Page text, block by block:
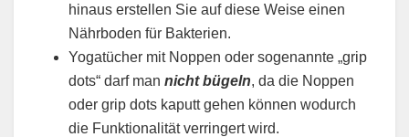
hinaus erstellen Sie auf diese Weise einen
Nährboden für Bakterien.
Yogatücher mit Noppen oder sogenannte „grip
dots“ darf man nicht bügeln, da die Noppen
oder grip dots kaputt gehen können wodurch
die Funktionalität verringert wird.